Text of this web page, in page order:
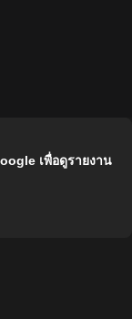
เพื่อดูรายงาน